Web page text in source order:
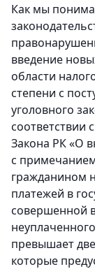
Как мы
введение
области
степени с
уголовного
соответствии
Закона РК «О
с
гражданином
платежей в
совершенной
превышает
которые